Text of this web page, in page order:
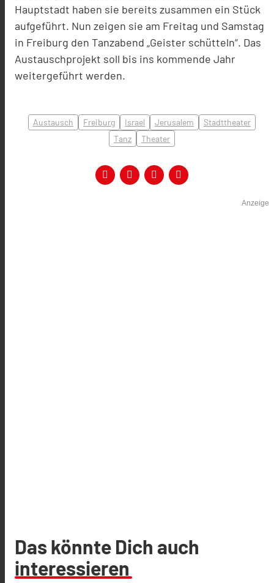
Hauptstadt haben sie bereits zusammen ein Stück
aufgeführt. Nun zeigen sie am Freitag und Samstag
in Freiburg den Tanzabend „Geister schütteln“. Das
Austauschprojekt soll bis ins kommende Jahr
weitergeführt werden.
Austausch Freiburg Israel Jerusalem
Stadttheater
Tanz
Theater
Anzeige
Das könnte Dich auch
interessieren